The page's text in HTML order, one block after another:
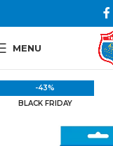
MENU
-43%
BLACK FRIDAY